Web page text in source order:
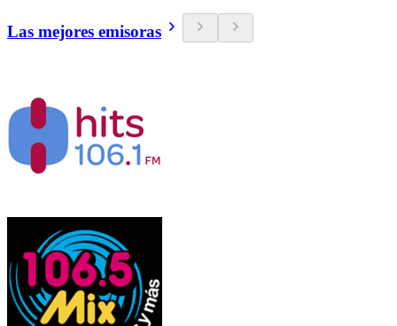
Las mejores emisoras